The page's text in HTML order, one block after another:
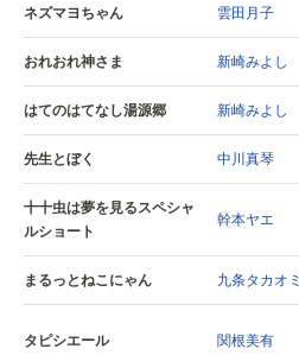
ネズマヨちゃん 雲田月子
おれおれ神さま 新崎みよし
はてのはてなし湯源郷 新崎みよし
先生とぼく 中川真琴
十十虫は夢を見るスペシャ
ルショート
幹本ヤエ
まるっとねこにゃん 九条タカオミ
タピシエール 関根美有